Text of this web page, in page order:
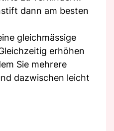
dann am besten
gleichmässige
erhöhen
Sie mehrere
dazwischen leicht